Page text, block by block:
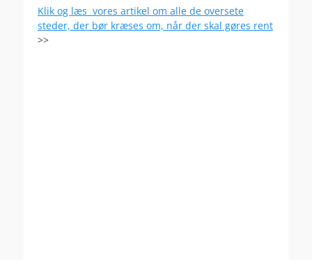
Klik og læs vores artikel om alle de oversete
steder, der bør kræses om, når der skal gøres rent
>>